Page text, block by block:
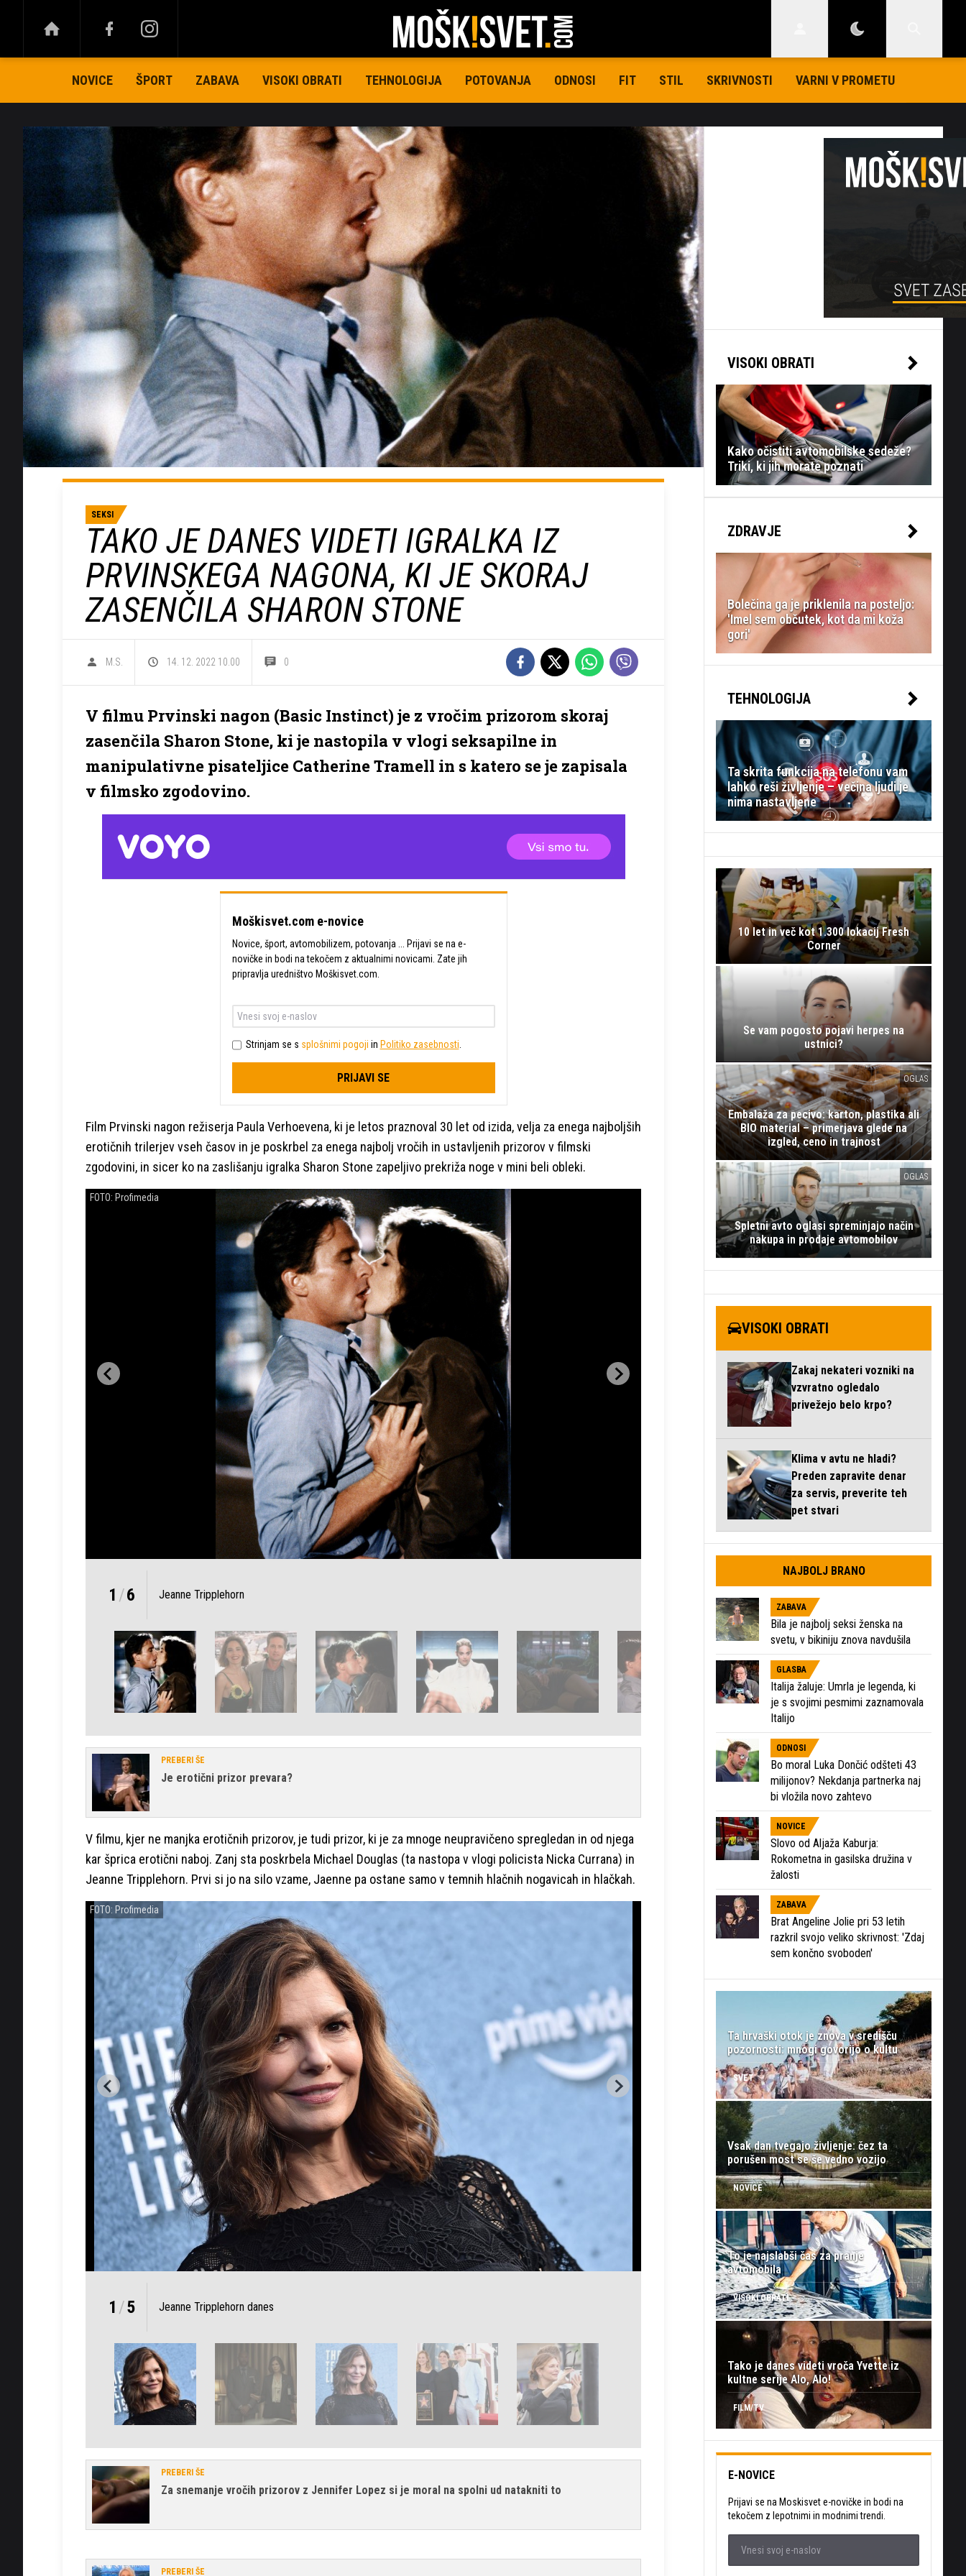
NOVICE ŠPORT ZABAVA VISOKI OBRATI TEHNOLOGIJA POTOVANJA ODNOSI FIT STIL SKRIVNOSTI VARNI V PROMETU
SEKSI
TAKO JE DANES VIDETI IGRALKA IZ
PRVINSKEGA NAGONA, KI JE SKORAJ
ZASENČILA SHARON STONE
M.S. 14. 12. 2022 10.00 0
V filmu Prvinski nagon (Basic Instinct) je z vročim prizorom skoraj
zasenčila Sharon Stone, ki je nastopila v vlogi seksapilne in
manipulativne pisateljice Catherine Tramell in s katero se je zapisala
v filmsko zgodovino.
Moškisvet.com e-novice
Novice, šport, avtomobilizem, potovanja ... Prijavi se na e-
novičke in bodi na tekočem z aktualnimi novicami. Zate jih
pripravlja uredništvo Moškisvet.com.
Strinjam se s splošnimi pogoji in Politiko zasebnosti
PRIJAVI SE
Film Prvinski nagon režiserja Paula Verhoevena, ki je letos praznoval 30 let od izida, velja za enega najboljših
erotičnih trilerjev vseh časov in je poskrbel za enega najbolj vročih in ustavljenih prizorov v filmski
zgodovini, in sicer ko na zaslišanju igralka Sharon Stone zapeljivo prekriža noge v mini beli obleki.
FOTO: Profimedia
1 /6 Jeanne Tripplehorn
PREBERI ŠE
Je erotični prizor prevara?
V filmu, kjer ne manjka erotičnih prizorov, je tudi prizor, ki je za mnoge neupravičeno spregledan in od njega
kar šprica erotični naboj. Zanj sta poskrbela Michael Douglas (ta nastopa v vlogi policista Nicka Currana) in
Jeanne Tripplehorn. Prvi si jo na silo vzame, Jaenne pa ostane samo v temnih hlačnih nogavicah in hlačkah.
FOTO: Profimedia
1 /5 Jeanne Tripplehorn danes
PREBERI ŠE
Za snemanje vročih prizorov z Jennifer Lopez si je moral na spolni ud natakniti to
PREBERI ŠE
VISOKI OBRATI
Kako očistiti avtomobilske sedeže?
Triki, ki jih morate poznati
ZDRAVJE
Bolečina ga je priklenila na posteljo:
'Imel sem občutek, kot da mi koža
gori'
TEHNOLOGIJA
Ta skrita funkcija na telefonu vam
lahko reši življenje – večina ljudi je
nima nastavljene
10 let in več kot 1.300 lokacij Fresh
Corner
Se vam pogosto pojavi herpes na
ustnici?
OGLAS
Embalaža za pecivo: karton, plastika ali
BIO material – primerjava glede na
izgled, ceno in trajnost
OGLAS
Spletni avto oglasi spreminjajo način
nakupa in prodaje avtomobilov
VISOKI OBRATI
Zakaj nekateri vozniki na
vzvratno ogledalo
privežejo belo krpo?
Klima v avtu ne hladi?
Preden zapravite denar
za servis, preverite teh
pet stvari
NAJBOLJ BRANO
ZABAVA
Bila je najbolj seksi ženska na
svetu, v bikiniju znova navdušila
GLASBA
Italija žaluje: Umrla je legenda, ki
je s svojimi pesmimi zaznamovala
Italijo
ODNOSI
Bo moral Luka Dončić odšteti 43
milijonov? Nekdanja partnerka naj
bi vložila novo zahtevo
NOVICE
Slovo od Aljaža Kaburja:
Rokometna in gasilska družina v
žalosti
ZABAVA
Brat Angeline Jolie pri 53 letih
razkril svojo veliko skrivnost: 'Zdaj
sem končno svoboden'
Ta hrvaški otok je znova v središču
pozornosti: mnogi govorijo o kultu
SVET
Vsak dan tvegajo življenje: čez ta
porušen most se še vedno vozijo
NOVICE
To je najslabši čas za pranje
avtomobila
VISOKI OBRATI
Tako je danes videti vroča Yvette iz
kultne serije Alo, Alo!
FILM/TV
E-NOVICE
Prijavi se na Moskisvet e-novičke in bodi na
tekočem z lepotnimi in modnimi trendi.